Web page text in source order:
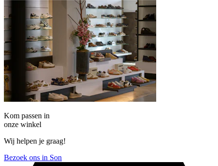
Kom passen in
onze winkel
Wij helpen je graag!
Bezoek ons in Son